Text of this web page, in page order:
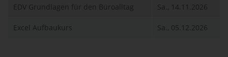
EDV Grundlagen für den Büroalltag Sa., 14.11.2026
Excel Aufbaukurs Sa., 05.12.2026